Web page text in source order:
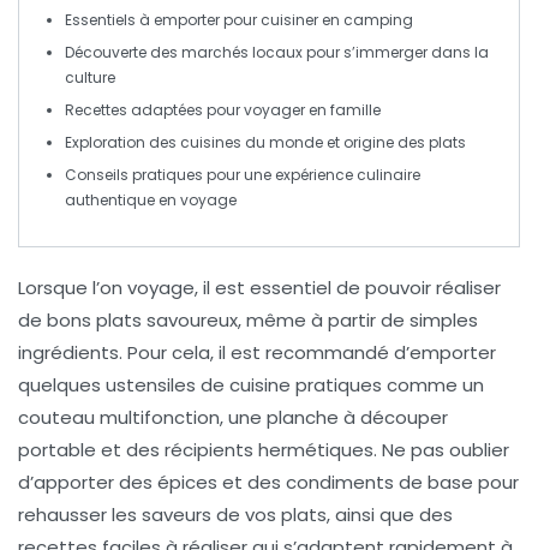
Essentiels à emporter pour cuisiner en camping
Découverte des marchés locauxpour s’immerger dans la
culture
Recettes adaptées pourvoyager en famille
Exploration des cuisines du monde et origine des plats
Conseils pratiques pour une expérience culinaire
authentique en voyage
Lorsque l’on voyage, il est essentiel de pouvoir réaliser
de bons plats savoureux, même à partir de simples
ingrédients. Pour cela, il est recommandé d’emporter
quelques ustensiles de cuisine pratiques comme un
couteau multifonction, une planche à découper
portable et des récipients hermétiques. Ne pas oublier
d’apporter des épices et des condiments de base pour
rehausser les saveurs de vos plats, ainsi que des